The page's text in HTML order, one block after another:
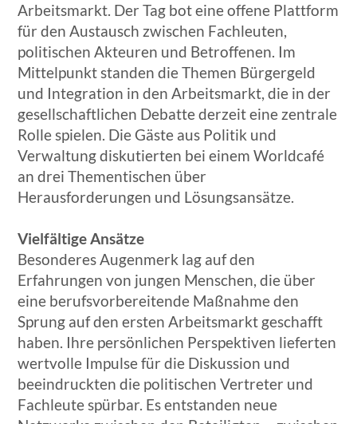
Arbeitsmarkt. Der Tag bot eine offene Plattform
für den Austausch zwischen Fachleuten,
politischen Akteuren und Betroffenen. Im
Mittelpunkt standen die Themen Bürgergeld
und Integration in den Arbeitsmarkt, die in der
gesellschaftlichen Debatte derzeit eine zentrale
Rolle spielen. Die Gäste aus Politik und
Verwaltung diskutierten bei einem Worldcafé
an drei Thementischen über
Herausforderungen und Lösungsansätze.
Vielfältige Ansätze
Besonderes Augenmerk lag auf den
Erfahrungen von jungen Menschen, die über
eine berufsvorbereitende Maßnahme den
Sprung auf den ersten Arbeitsmarkt geschafft
haben. Ihre persönlichen Perspektiven lieferten
wertvolle Impulse für die Diskussion und
beeindruckten die politischen Vertreter und
Fachleute spürbar. Es entstanden neue